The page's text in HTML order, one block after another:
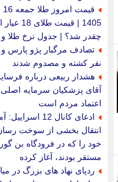
1405 | قیمت
چقدر شد؟ | جدول نرخ طلا
نفر کشته و مصدوم شدند
هشدار ربیعی درباره
آقای پزشکیان سرمایه
اعتماد مردم است
ادعای کانال 12
انتقال بخشی از سوخت
خود را که در فرودگاه بن
مستقر بودند، آغاز کرده
ردپای نهاد های بزرگ در